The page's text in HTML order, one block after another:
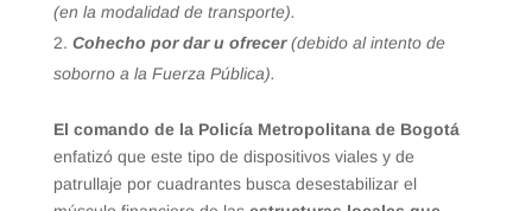
(en la modalidad de transporte).
Cohecho por dar u ofrecer(debido al intento de
soborno a la Fuerza Pública).
El comando de la Policía Metropolitana de Bogotá
enfatizó que este tipo de dispositivos viales y de
patrullaje por cuadrantes busca desestabilizar el